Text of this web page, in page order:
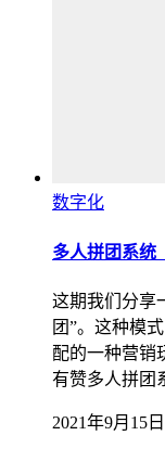
数字化
多人拼团系统
这期我们分享
团”。这种模
配的一种营销
有赞多人拼团
2021年9月15日